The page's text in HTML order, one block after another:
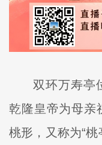
双环万寿亭
乾隆皇帝为母亲
桃形，又称为“